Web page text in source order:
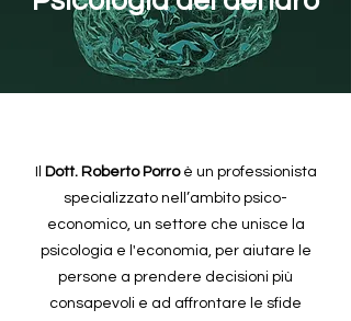
Dott. Roberto Porro è un professionista
specializzato nell’ambito psico-
economico, un settore che unisce la
psicologia e l'economia, per aiutare le
persone a prendere decisioni più
consapevoli e ad affrontare le sfide